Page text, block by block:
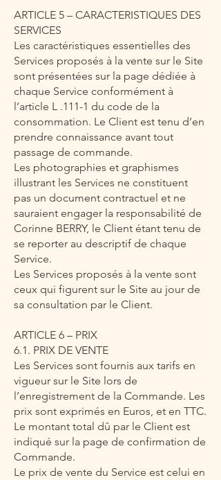
ARTICLE 5 – CARACTERISTIQUES DES
SERVICES
Les caractéristiques essentielles des
Services proposés à la vente sur le Site
sont présentées sur la page dédiée à
chaque Service conformément à
l’article L .111-1 du code de la
consommation. Le Client est tenu d’en
prendre connaissance avant tout
passage de commande.
Les photographies et graphismes
illustrant les Services ne constituent
pas un document contractuel et ne
sauraient engager la responsabilité de
Corinne BERRY, le Client étant tenu de
se reporter au descriptif de chaque
Service.
Les Services proposés à la vente sont
ceux qui figurent sur le Site au jour de
sa consultation par le Client.
ARTICLE 6 – PRIX
6.1. PRIX DE VENTE
Les Services sont fournis aux tarifs en
vigueur sur le Site lors de
l’enregistrement de la Commande. Les
prix sont exprimés en Euros, et en TTC.
Le montant total dû par le Client est
indiqué sur la page de confirmation de
Commande.
Le prix de vente du Service est celui en